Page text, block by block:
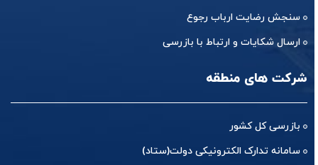
سنجش رضایت ارباب رجوع
ارسال شکایات و ارتباط با بازرسی
شرکت های منطقه
بازرسی کل کشور
سامانه تدارک الکترونیکی دولت(ستاد)